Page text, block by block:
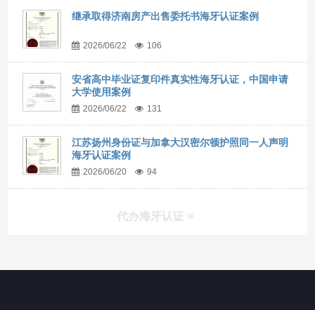
继承取得济南房产出售委托书海牙认证案例
2026/06/22 106
安省高中毕业证复印件真实性海牙认证，中国申请
大学使用案例
2026/06/22 131
江苏扬州身份证与加拿大汉密尔顿护照同一人声明
海牙认证案例
2026/06/20 94
代办海牙认证